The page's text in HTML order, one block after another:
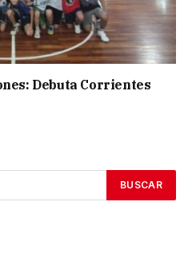
Debuta Corrientes